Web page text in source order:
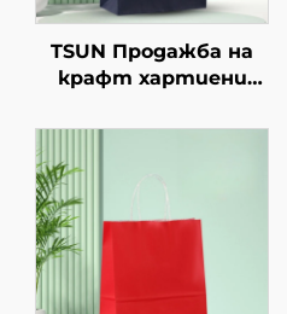
TSUN Продажба на
крафт хартиени
логотип за упаковка
на храна за Нова
година/Коледа с
екранна печат